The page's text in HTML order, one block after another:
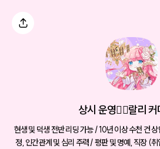
상시 운영🏳️‍🌈랄리
현생 및 덕생 전반 리딩 가능 / 10년 이상 수천 건
정, 인간관계 및 심리 주력 / 평판 및 명예, 직장 (